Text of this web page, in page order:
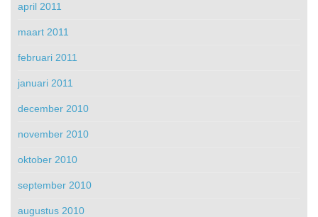
april 2011
maart 2011
februari 2011
januari 2011
december 2010
november 2010
oktober 2010
september 2010
augustus 2010